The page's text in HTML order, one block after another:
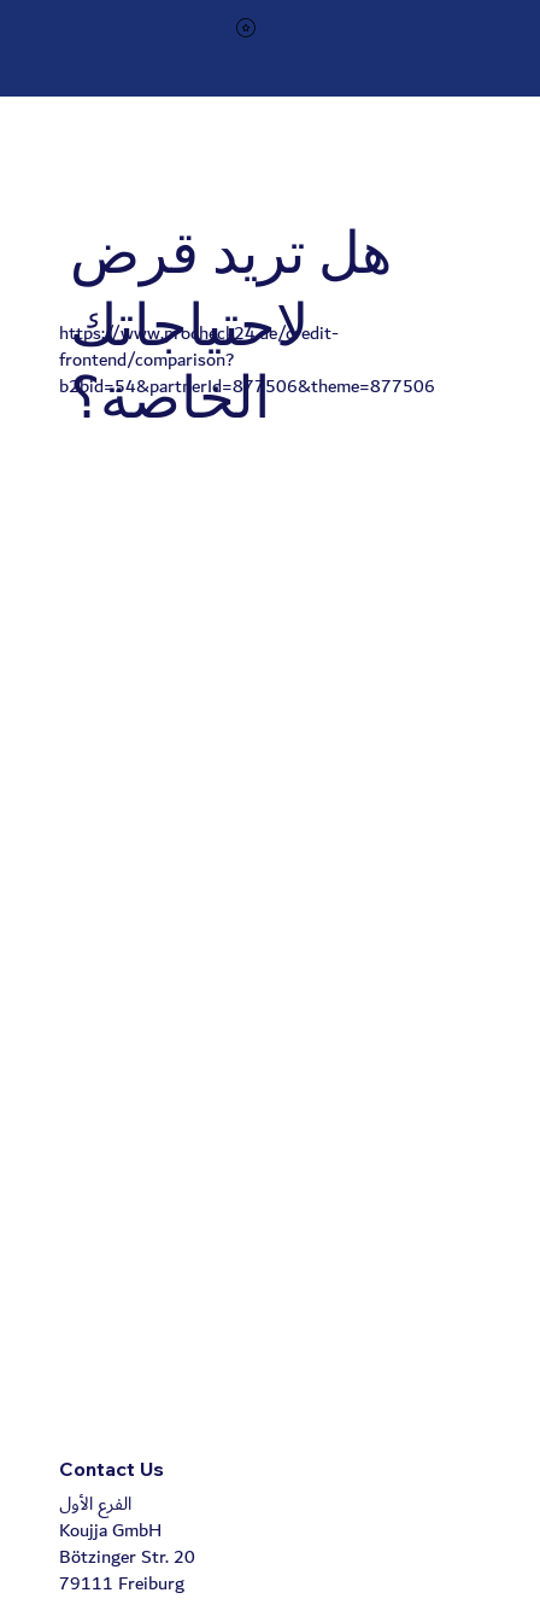
هل تريد قرض
لاحتياجاتك
الخاصة؟
https://www.procheck24.de/credit-
frontend/comparison?
b2bid=54&partnerId=877506&theme=877506
Contact Us
الفرع الأول
Koujja GmbH
Bötzinger Str. 20
79111 Freiburg